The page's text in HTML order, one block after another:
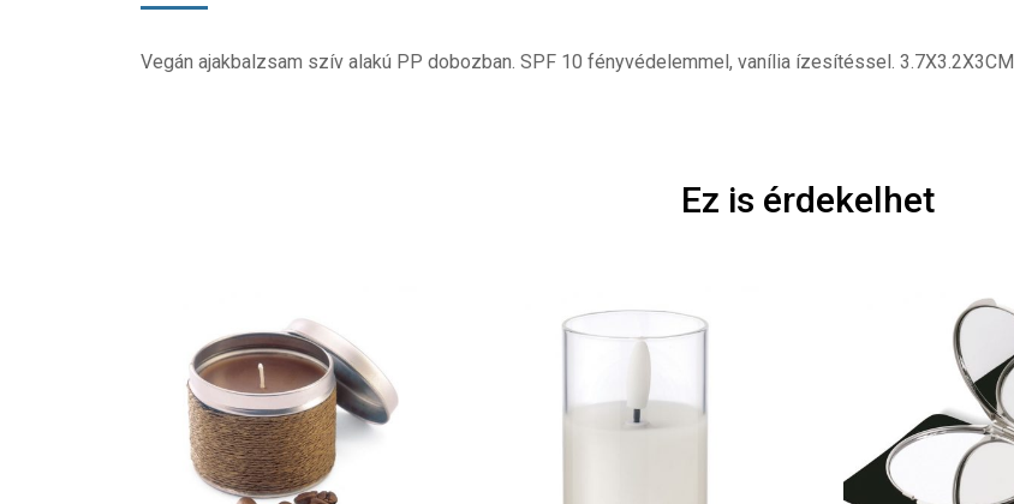
Vegán ajakbalzsam szív alakú PP dobozban. SPF 10 fényvédelemmel, vanília ízesítéssel. 3.7X3.2X3CM
Ez is érdekelhet